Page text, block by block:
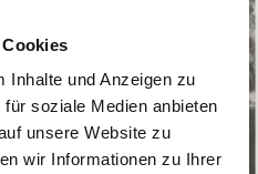
Inhalte und Anzeigen zu
soziale Medien anbieten
unsere Website zu
wir Informationen zu Ihrer